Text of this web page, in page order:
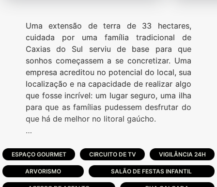
Uma extensão de terra de 33 hectares,
cuidada por uma família tradicional de
Caxias do Sul serviu de base para que
sonhos começassem a se concretizar. Uma
empresa acreditou no potencial do local, sua
localização e na capacidade de realizar algo
que fosse incrível: um lugar seguro, uma ilha
para que as famílias pudessem desfrutar do
que há de melhor no litoral gaúcho.
Dubai, uma ilha de segurança e conforto no
litoral norte gaúcho. Com 489 lotes, o
empreendimento em plena conformidade
ESPAÇO GOURMET CIRCUITO DE TV VIGILÂNCIA 24H
ARVORISMO SALÃO DE FESTAS INFANTIL